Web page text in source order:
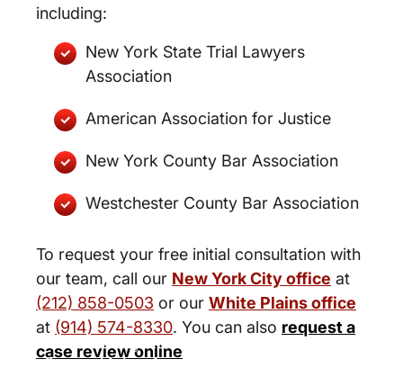
including:
New York State Trial Lawyers
Association
American Association for Justice
New York County Bar Association
Westchester County Bar Association
To request your free initial consultation with
our team, call our New York City office at
(212) 858-0503 or our White Plains office
at (914) 574-8330. You can also request a
case review online
New York City and White Plains
Personal Injury Lawyers